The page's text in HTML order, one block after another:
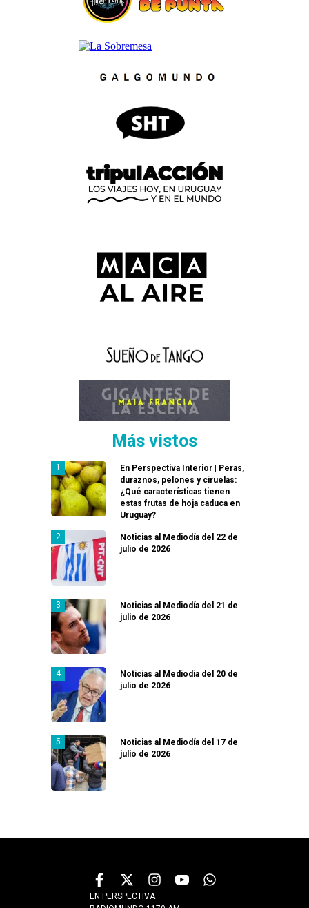
Más vistos
En Perspectiva Interior | Peras,
duraznos, pelones y ciruelas:
¿Qué características tienen
estas frutas de hoja caduca en
Uruguay?
Noticias al Mediodía del 22 de
julio de 2026
Noticias al Mediodía del 21 de
julio de 2026
Noticias al Mediodía del 20 de
julio de 2026
Noticias al Mediodía del 17 de
julio de 2026
EN PERSPECTIVA